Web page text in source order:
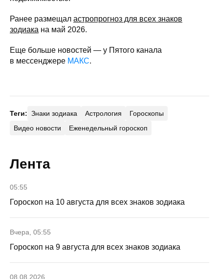
Ранее размещал астропрогноз для всех знаков
зодиака на май 2026.
Еще больше новостей — у Пятого канала
в мессенджере МАКС.
Теги: Знаки зодиака Астрология
Гороскопы
Видео новости
Еженедельный гороскоп
Лента
05:55
Гороскоп на 10 августа для всех знаков зодиака
Вчера, 05:55
Гороскоп на 9 августа для всех знаков зодиака
08.08.2026